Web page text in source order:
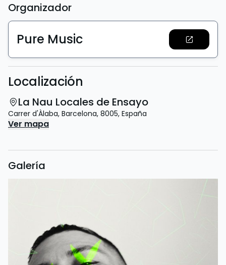
Organizador
Pure Music
Localización
La Nau Locales de Ensayo
Carrer d'Àlaba, Barcelona, 8005, España
Ver mapa
Galería